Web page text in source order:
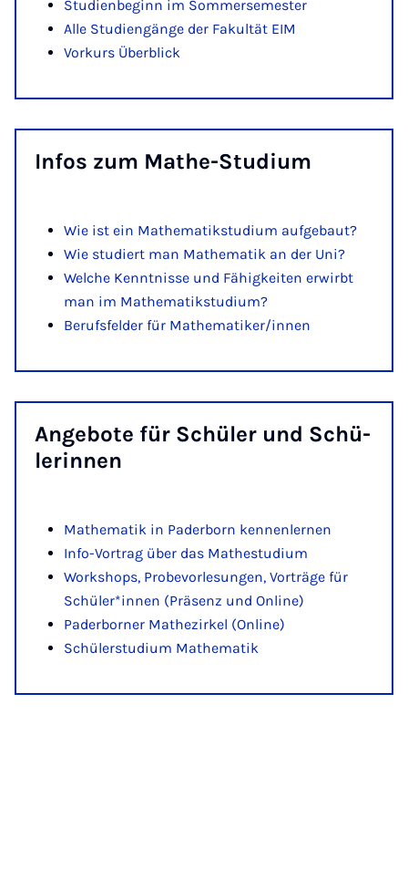
Studienbeginn im Sommersemester
Alle Studiengänge der Fakultät EIM
Vorkurs Überblick
In­fos zum Ma­the-Stu­di­um
Wie ist ein Mathematikstudium aufgebaut?
Wie studiert man Mathematik an der Uni?
Welche Kenntnisse und Fähigkeiten erwirbt
man im Mathematikstudium?
Berufsfelder für Mathematiker/innen
An­ge­bo­te für Schü­ler und Schü­
le­rin­nen
Mathematik in Paderborn kennenlernen
Info-Vortrag über das Mathestudium
Workshops, Probevorlesungen, Vorträge für
Schüler*innen (Präsenz und Online)
Paderborner Mathezirkel (Online)
Schülerstudium Mathematik